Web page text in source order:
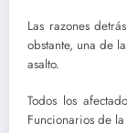
Las razones
obstante, una de
asalto.
Todos los
Funcionarios de